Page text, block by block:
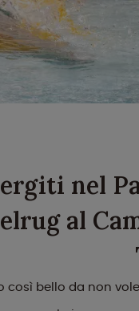
nel
al
così bello da non